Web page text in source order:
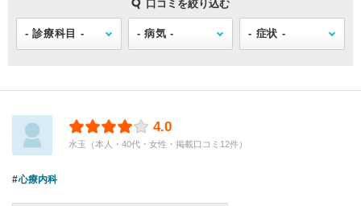
口コミを絞り込む
4.0
水玉（本人・40代・女性・掲載口コミ12件）
心療内科